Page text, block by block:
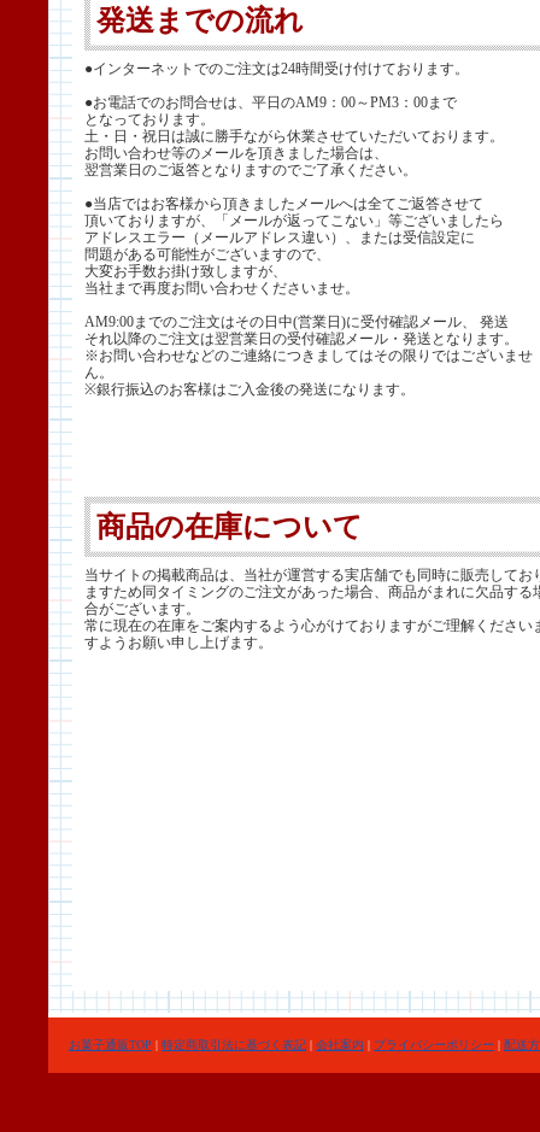
発送までの流れ
●インターネットでのご注文は24時間受け付けております。
●お電話でのお問合せは、平日のAM9：00～PM3：00まで
となっております。
土・日・祝日は誠に勝手ながら休業させていただいております。
お問い合わせ等のメールを頂きました場合は、
翌営業日のご返答となりますのでご了承ください。
●当店ではお客様から頂きましたメールへは全てご返答させて
頂いておりますが、「メールが返ってこない」等ございましたら
アドレスエラー（メールアドレス違い）、または受信設定に
問題がある可能性がございますので、
大変お手数お掛け致しますが、
当社まで再度お問い合わせくださいませ。
AM9:00までのご注文はその日中(営業日)に受付確認メール、 発送
それ以降のご注文は翌営業日の受付確認メール・発送となります。
※お問い合わせなどのご連絡につきましてはその限りではございませ
ん。
※銀行振込のお客様はご入金後の発送になります。
商品の在庫について
当サイトの掲載商品は、当社が運営する実店舗でも同時に販売してお
ますため同タイミングのご注文があった場合、商品がまれに欠品する
合がございます。
常に現在の在庫をご案内するよう心がけておりますがご理解ください
すようお願い申し上げます。
お菓子通販TOP | 特定商取引法に基づく表記 | 会社案内 | プライバシーポリシー | 配送